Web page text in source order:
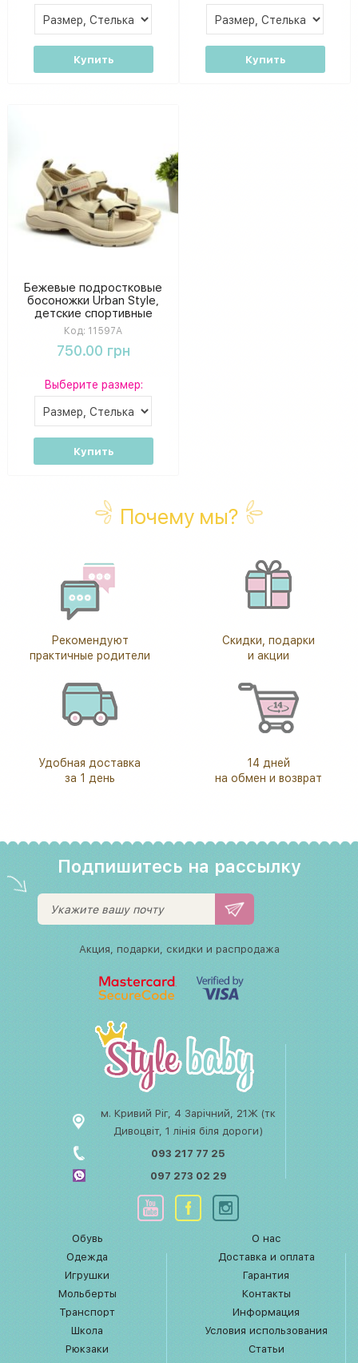
Купить Купить
Бежевые подростковые
босоножки Urban Style,
детские спортивные
сандалии на липучках
Код: 11597A
750.00 грн
Выберите размер:
Купить
Почему мы?
Рекомендуют
практичные родители
Скидки, подарки
и акции
Удобная доставка
за 1 день
14 дней
на обмен и возврат
Подпишитесь на рассылку
Акция, подарки, скидки и распродажа
м. Кривий Ріг, 4 Зарічний, 21Ж (тк
Дивоцвіт, 1 лінія біля дороги)
093 217 77 25
097 273 02 29
Обувь
Одежда
Игрушки
Мольберты
Транспорт
Школа
Рюкзаки
О нас
Доставка и оплата
Гарантия
Контакты
Информация
Условия использования
Статьи